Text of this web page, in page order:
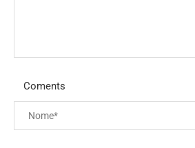
Coments